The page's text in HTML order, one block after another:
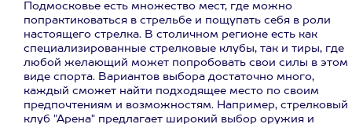
Подмосковье есть множество мест, где можно
попрактиковаться в стрельбе и пощупать себя в роли
настоящего стрелка. В столичном регионе есть как
специализированные стрелковые клубы, так и тиры, где
любой желающий может попробовать свои силы в этом
виде спорта. Вариантов выбора достаточно много,
каждый сможет найти подходящее место по своим
предпочтениям и возможностям. Например, стрелковый
клуб "Арена" предлагает широкий выбор оружия и